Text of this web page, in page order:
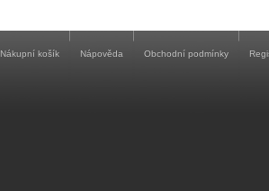
Nákupní košík Nápověda Obchodní podmínky